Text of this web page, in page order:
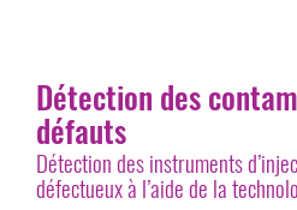
Détection des
défauts
Détection des instruments
défectueux à l’aide de la